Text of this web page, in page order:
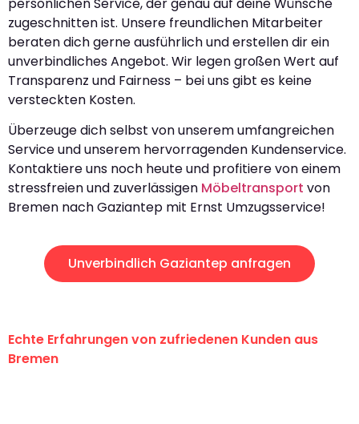
zugeschnitten ist. Unsere freundlichen Mitarbeiter
beraten dich gerne ausführlich und erstellen dir ein
unverbindliches Angebot. Wir legen großen Wert auf
Transparenz und Fairness – bei uns gibt es keine
versteckten Kosten.
Überzeuge dich selbst von unserem umfangreichen
Service und unserem hervorragenden Kundenservice.
Kontaktiere uns noch heute und profitiere von einem
stressfreien und zuverlässigen Möbeltransport von
Bremen nach Gaziantep mit Ernst Umzugsservice!
Unverbindlich Gaziantep anfragen
Echte Erfahrungen von zufriedenen Kunden aus
Bremen